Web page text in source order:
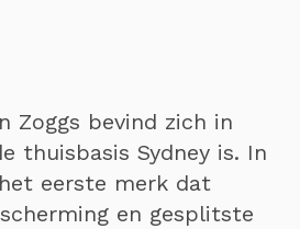
Zoggs bevind zich in
thuisbasis Sydney is. In
eerste merk dat
en gesplitste